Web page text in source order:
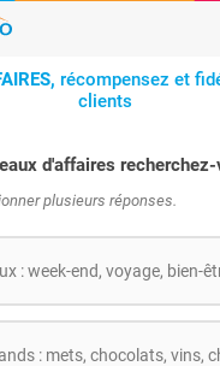
récompensez et
clients
d'affaires recherchez-
plusieurs réponses.
: week-end, voyage, bien-
: mets, chocolats, vins,